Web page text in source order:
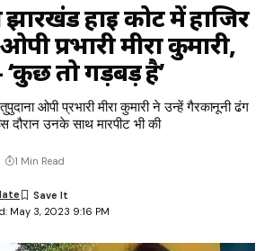
हाई कोर्ट में हाजिर
प्रभारी मीरा कुमारी,
‘कुछ तो गड़बड़ है’
ओपी प्रभारी मीरा कुमारी ने उन्हें गैरकानूनी ढंग
दौरान उनके साथ मारपीट भी की
May 3, 2023 9:16 PM
1 Min Read